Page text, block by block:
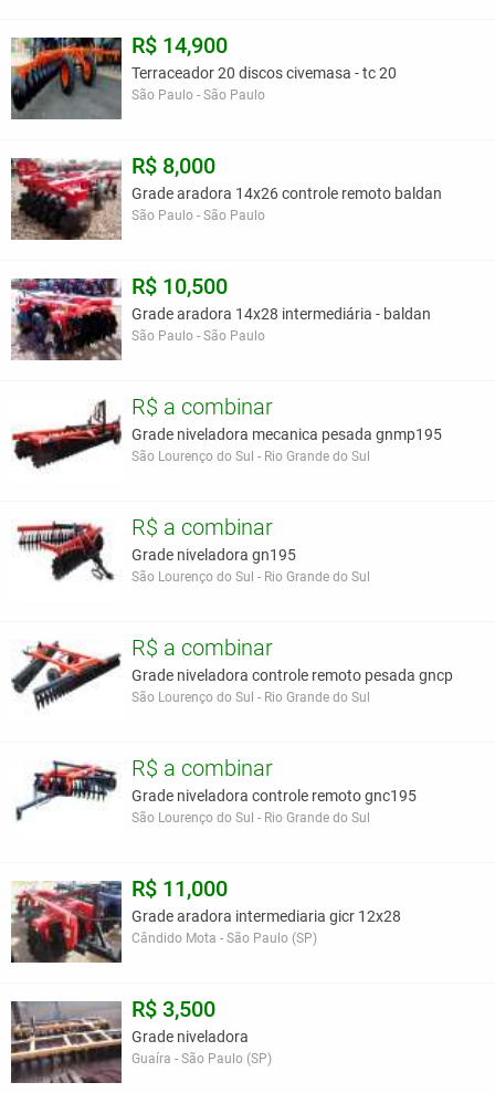
R$ 14,900
Terraceador 20 discos civemasa - tc 20
São Paulo - São Paulo
R$ 8,000
Grade aradora 14x26 controle remoto baldan
São Paulo - São Paulo
R$ 10,500
Grade aradora 14x28 intermediária - baldan
São Paulo - São Paulo
R$ a combinar
Grade niveladora mecanica pesada gnmp195
São Lourenço do Sul - Rio Grande do Sul
R$ a combinar
Grade niveladora gn195
São Lourenço do Sul - Rio Grande do Sul
R$ a combinar
Grade niveladora controle remoto pesada gncp
São Lourenço do Sul - Rio Grande do Sul
R$ a combinar
Grade niveladora controle remoto gnc195
São Lourenço do Sul - Rio Grande do Sul
R$ 11,000
Grade aradora intermediaria gicr 12x28
Cândido Mota - São Paulo (SP)
R$ 3,500
Grade niveladora
Guaíra - São Paulo (SP)